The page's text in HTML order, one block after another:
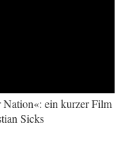
Nation«: ein kurzer Film
Sicks